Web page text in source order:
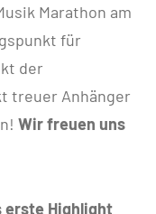
Marathon am
für
der
treuer Anhänger
Wir freuen uns
erste Highlight